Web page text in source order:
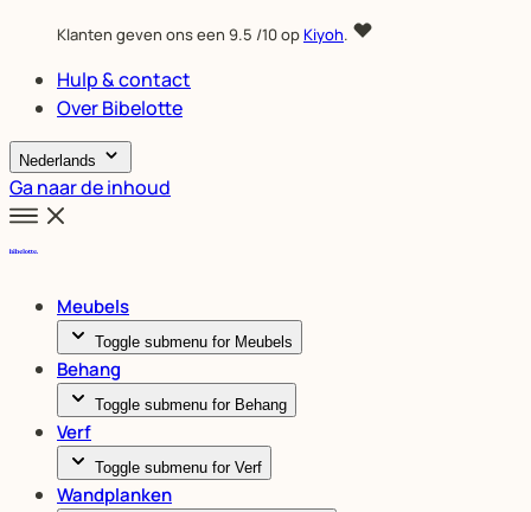
Klanten geven ons een 9.5 /10 opKiyoh.
Hulp & contact
Over Bibelotte
Nederlands
Ga naar de inhoud
Meubels
Toggle submenu for Meubels
Behang
Toggle submenu for Behang
Verf
Toggle submenu for Verf
Wandplanken